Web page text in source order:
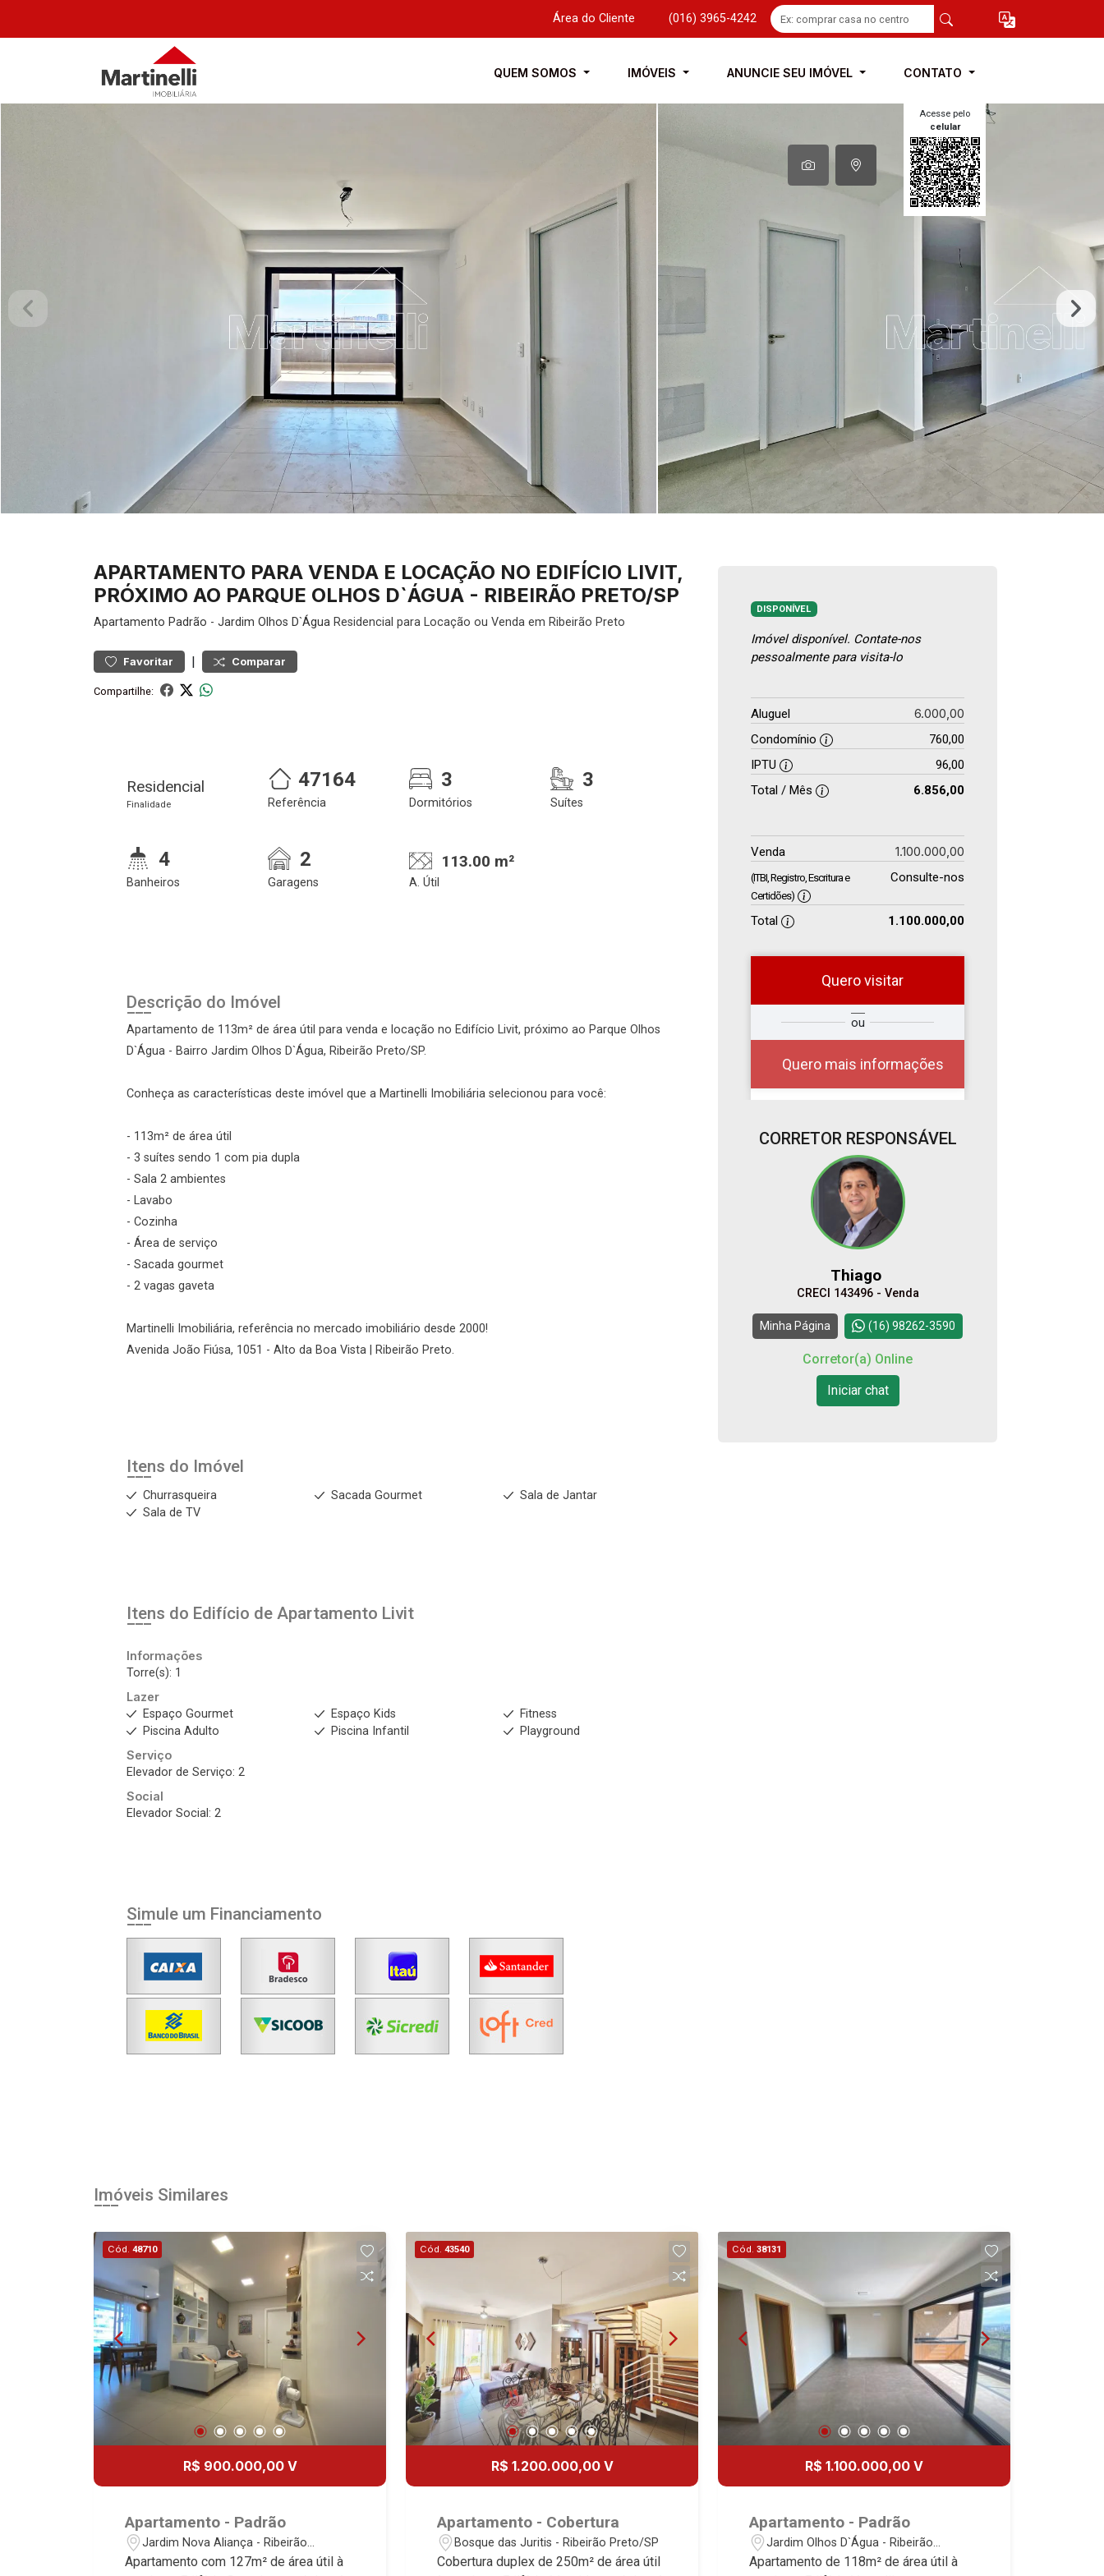
Área do Cliente (016) 3965-4242
QUEM SOMOS IMÓVEIS ANUNCIE SEU IMÓVEL CONTATO
Acesse pelo
celular
APARTAMENTO PARA VENDA E LOCAÇÃO NO EDIFÍCIO LIVIT,
PRÓXIMO AO PARQUE OLHOS D`ÁGUA - RIBEIRÃO PRETO/SP
Apartamento Padrão - Jardim Olhos D`Água Residencial para Locação ou Venda em Ribeirão Preto
Favoritar | Comparar
Compartilhe:
Residencial
Finalidade
47164
Referência
3
Dormitórios
3
Suítes
4
Banheiros
2
Garagens
113.00 m²
A. Útil
Descrição do Imóvel
Apartamento de 113m² de área útil para venda e locação no Edifício Livit, próximo ao Parque Olhos
D`Água - Bairro Jardim Olhos D`Água, Ribeirão Preto/SP.
Conheça as características deste imóvel que a Martinelli Imobiliária selecionou para você:
- 113m² de área útil
- 3 suítes sendo 1 com pia dupla
- Sala 2 ambientes
- Lavabo
- Cozinha
- Área de serviço
- Sacada gourmet
- 2 vagas gaveta
Martinelli Imobiliária, referência no mercado imobiliário desde 2000!
Avenida João Fiúsa, 1051 - Alto da Boa Vista | Ribeirão Preto.
Itens do Imóvel
Churrasqueira Sacada Gourmet
Sala de Jantar
Sala de TV
Itens do Edifício de Apartamento Livit
Informações
Torre(s): 1
Lazer
Espaço Gourmet
Espaço Kids
Fitness
Piscina Adulto
Piscina Infantil
Playground
Serviço
Elevador de Serviço: 2
Social
Elevador Social: 2
Simule um Financiamento
DISPONÍVEL
Imóvel disponível. Contate-nos
pessoalmente para visita-lo
Aluguel 6.000,00
Condomínio
760,00
IPTU
96,00
Total / Mês
6.856,00
Venda 1.100.000,00
(ITBI, Registro, Escritura e
Certidões)
Consulte-nos
Total 1.100.000,00
Quero visitar
ou
Quero mais informações
Deseja
Comprar
ou
Alugar
?
Comprar
Continuar
horário para você?
nosso corretor?
Continuar
Confirmar dados da
visita
Fazer Agendamento
CORRETOR RESPONSÁVEL
Thiago
CRECI 143496 - Venda
Minha Página (16) 98262-3590
Corretor(a) Online
Iniciar chat
Imóveis Similares
Cód. 48710
R$ 900.000,00 V
Apartamento - Padrão
Jardim Nova Aliança - Ribeirão
Preto/SP
Apartamento com 127m² de área útil à
Cód. 43540
R$ 1.200.000,00 V
Apartamento - Cobertura
Bosque das Juritis - Ribeirão Preto/SP
Cobertura duplex de 250m² de área útil
Cód. 38131
R$ 1.100.000,00 V
Apartamento - Padrão
Jardim Olhos D`Água - Ribeirão
Preto/SP
Apartamento de 118m² de área útil à